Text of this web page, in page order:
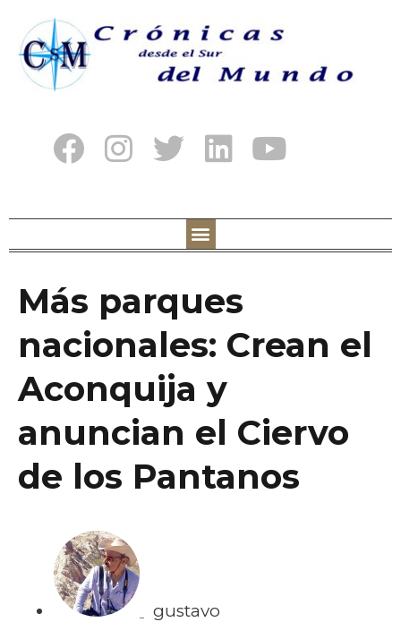
Más parques
nacionales: Crean el
Aconquija y
anuncian el Ciervo
de los Pantanos
gustavo